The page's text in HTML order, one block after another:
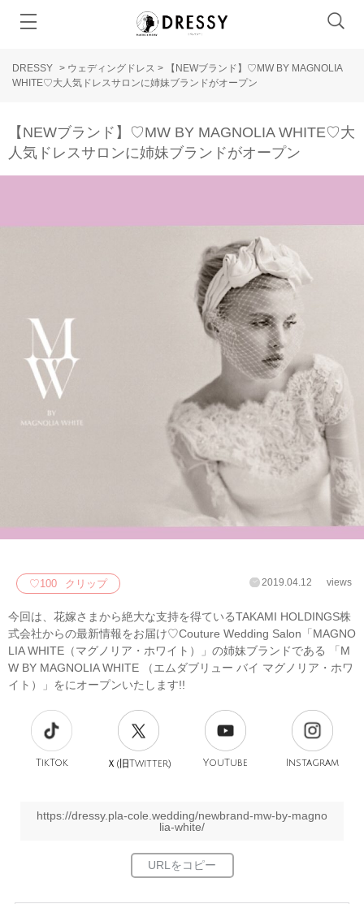
DRESSY > ウェディングドレス >
【NEWブランド】♡MW BY MAGNOLIA
WHITE♡大人気ドレスサロンに姉妹ブランドがオープン
【NEWブランド】♡MW BY MAGNOLIA WHITE♡大
人気ドレスサロンに姉妹ブランドがオープン
♡100 クリップ 2019.04.12 views
今回は、花嫁さまから絶大な支持を得ているTAKAMI HOLDINGS株
式会社からの最新情報をお届け♡Couture Wedding Salon「MAGNO
LIA WHITE（マグノリア・ホワイト）」の姉妹ブランドである 「M
W BY MAGNOLIA WHITE （エムダブリュー バイ マグノリア・ホワ
イト）」をにオープンいたします!!
TikTok Ｘ(旧Twitter) YouTube Instagram
https://dressy.pla-cole.wedding/newbrand-mw-by-magno
lia-white/